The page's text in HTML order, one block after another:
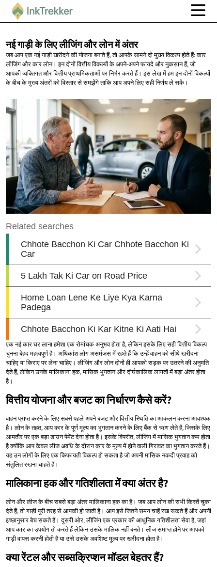
नई गाड़ी के लिए लीजिंग और लोनमें अंतर
जब आप एक नई गाड़ी खरीदने की योजना बनाते हैं, तो आपके सामने दो मुख्य विकल्प होते हैं: कार
लीजिंग और कार लोन। इन दोनों वित्तीय विकल्पों के अपने-अपने फायदे और नुकसान हैं, जो
आपकी व्यक्तिगत और वित्तीय प्राथमिकताओं पर निर्भर करते हैं। इस लेख में हम इन दोनों विकल्पों
के बीच के मुख्य अंतरों को विस्तार से समझेंगे ताकि आप अपने लिए सही निर्णय ले सकें।
एक नई कार घर लाना हमेशा एक रोमांचक अनुभव होता है, लेकिन इसके लिए सही वित्तीय विकल्प
चुनना बेहद महत्वपूर्ण है। अधिकांश लोग असमंजस में रहते हैं कि उन्हें वाहन को सीधे खरीदना
चाहिए या किराए पर लेना चाहिए। लीजिंग और लोन दोनों ही आपको सड़क पर उतरने की अनुमति
देते हैं, लेकिन उनके मालिकाना हक, मासिक भुगतान और दीर्घकालिक लागतों में बड़ा अंतर होता
है।
वित्तीय योजना और बजट का निर्धारण कैसे करें?
वाहन प्राप्त करने के लिए सबसे पहले अपने बजट और वित्तीय स्थिति का आकलन करना आवश्यक
है। लोन के तहत, आप कार के पूर्ण मूल्य का भुगतान करने के लिए बैंक से ऋण लेते हैं, जिसके लिए
आमतौर पर एक बड़ा डाउन पेमेंट देना होता है। इसके विपरीत, लीजिंग में मासिक भुगतान कम होता
है क्योंकि आप केवल लीज अवधि के दौरान कार के मूल्य में होने वाली गिरावट का भुगतान करते हैं।
यह उन लोगों के लिए एक किफायती विकल्प हो सकता है जो अपनी मासिक नकदी प्रवाह को
संतुलित रखना चाहते हैं।
मालिकाना हक और गतिशीलता में क्या अंतर है?
लोन और लीज के बीच सबसे बड़ा अंतर मालिकाना हक का है। जब आप लोन की सभी किस्तें चुका
देते हैं, तो गाड़ी पूरी तरह से आपकी हो जाती है। आप इसे जितने समय चाहें रख सकते हैं और अपनी
इच्छानुसार बेच सकते हैं। दूसरी ओर, लीजिंग एक प्रकार की आधुनिक गतिशीलता सेवा है, जहां
आप कार का उपयोग तो करते हैं लेकिन उसके मालिक नहीं बनते। लीज समाप्त होने पर आपको
गाड़ी वापस करनी होती है या उसे उसके अवशिष्ट मूल्य पर खरीदना होता है।
क्या रेंटल और सब्सक्रिप्शन मॉडल बेहतर हैं?